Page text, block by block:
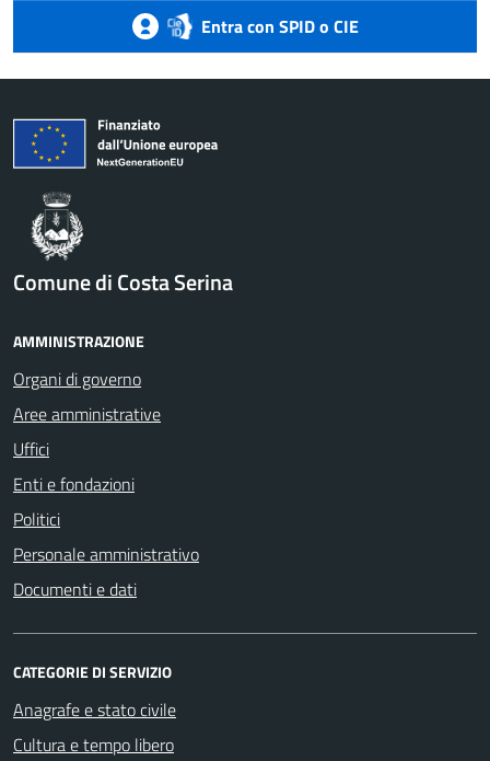
Entra con SPID o CIE
Comune di Costa Serina
AMMINISTRAZIONE
Organi di governo
Aree amministrative
Uffici
Enti e fondazioni
Politici
Personale amministrativo
Documenti e dati
CATEGORIE DI SERVIZIO
Anagrafe e stato civile
Cultura e tempo libero